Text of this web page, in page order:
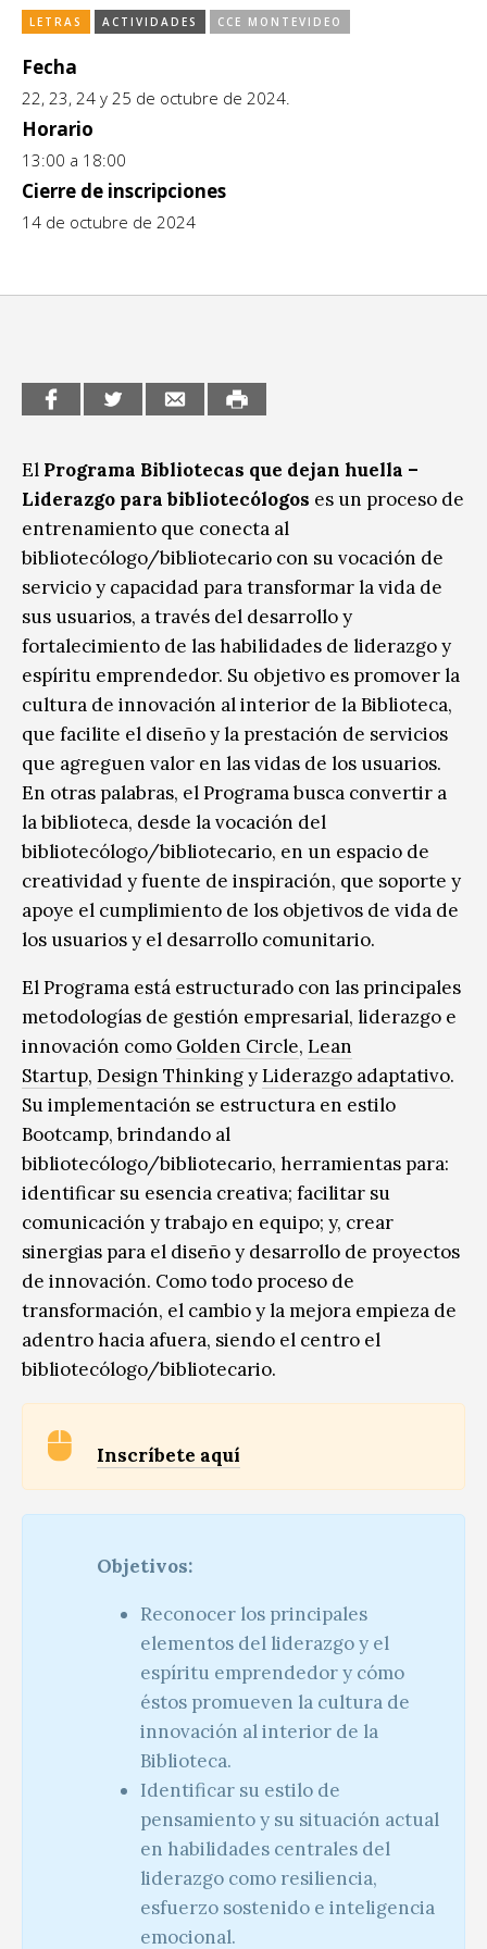
CCE en el interior/libros
Espacio itinerante de lectura infantil
Exposiciones
Formación
Género y Diversidad
Infantil y Juvenil
Letras
Sin categoría
LETRAS ACTIVIDADES CCE MONTEVIDEO
Fecha
22, 23, 24 y 25 de octubre de 2024.
Horario
13:00 a 18:00
Cierre de inscripciones
14 de octubre de 2024
El Programa Bibliotecas que dejan huella –
Liderazgo para bibliotecólogos es un proceso de
entrenamiento que conecta al
bibliotecólogo/bibliotecario con su vocación de
servicio y capacidad para transformar la vida de
sus usuarios, a través del desarrollo y
fortalecimiento de las habilidades de liderazgo y
espíritu emprendedor. Su objetivo es promover la
cultura de innovación al interior de la Biblioteca,
que facilite el diseño y la prestación de servicios
que agreguen valor en las vidas de los usuarios.
En otras palabras, el Programa busca convertir a
la biblioteca, desde la vocación del
bibliotecólogo/bibliotecario, en un espacio de
creatividad y fuente de inspiración, que soporte y
apoye el cumplimiento de los objetivos de vida de
los usuarios y el desarrollo comunitario.
El Programa está estructurado con las principales
metodologías de gestión empresarial, liderazgo e
innovación como Golden Circle, Lean
Startup, Design ThinkingyLiderazgo adaptativo.
Su implementación se estructura en estilo
Bootcamp, brindando al
bibliotecólogo/bibliotecario, herramientas para:
identificar su esencia creativa; facilitar su
comunicación y trabajo en equipo; y, crear
sinergias para el diseño y desarrollo de proyectos
de innovación. Como todo proceso de
transformación, el cambio y la mejora empieza de
adentro hacia afuera, siendo el centro el
bibliotecólogo/bibliotecario.
Inscríbete aquí
Objetivos:
Reconocer los principales
elementos del liderazgo y el
espíritu emprendedor y cómo
éstos promueven la cultura de
innovación al interior de la
Biblioteca.
Identificar su estilo de
pensamiento y su situación actual
en habilidades centrales del
liderazgo como resiliencia,
esfuerzo sostenido e inteligencia
emocional.